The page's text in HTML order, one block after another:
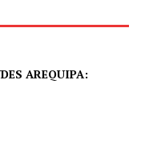
AREQUIPA: